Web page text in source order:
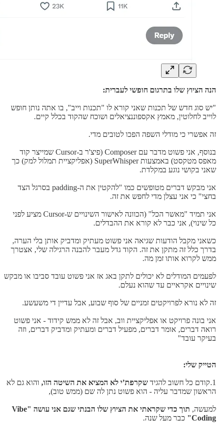
הנה הציוץ שלו בתרגום חופשי לעברית:
"יש סוג חדש של תכנות שאני קורא לו "תכנות וייב", בו אתה נותן חופש
לוייב לחלוטין, מאמץ אקספוננציאלים ושוכח שהקוד בכלל קיים.
זה אפשרי כי מודלי השפה הפכו לטובים מדי.
בנוסף, אני פשוט מדבר עם Composer (פיצ'ר ב-Cursor שמייצר קוד
מאפס מטקסט) באמצעות SuperWhisper (אפליקציית תמלול למק) כך
שאני בקושי נוגע במקלדת.
אני מבקש דברים מטופשים כמו "להקטין את ה-padding בסרגל הצד
בחצי" כי אני עצלן מדי לחפש את זה.
אני תמיד "מאשר הכל" (הכוונה לאישור השינויים ש-Cursor מציע לפני
כל שינוי), אני כבר לא קורא את ההבדלים.
כשאני מקבל הודעות שגיאה אני פשוט מעתיק ומדביק אותן בלי הערה,
בדרך כלל זה מתקן את זה. הקוד גדל מעבר להבנה הרגילה שלי, אצטרך
ממש לקרוא אותו זמן מה.
לפעמים המודלים לא יכולים לתקן באג אז אני פשוט עובד סביבו או מבקש
שינויים אקראיים עד שהוא נעלם.
זה לא נורא לפרויקטים זמניים של סוף שבוע, אבל עדיין די משעשע.
אני בונה פרויקט או אפליקציית ווב, אבל זה לא ממש קידוד - אני פשוט
רואה דברים, אומר דברים, מפעיל דברים ומעתיק ומדביק דברים, וזה
בעיקר עובד"
הטייק שלי:
1.קודם כל חשוב להגיד שקרפת’י לא המציא את השיטה הזו, והוא גם לא
הראשון שמדבר עליה - הוא פשוט נתן לה שם (ממש טוב),
למעשה,
תוך כדי שקראתי את הציוץ שלו הבנתי שגם אני עושה "Vibe
Coding"
כבר מעל שנה.